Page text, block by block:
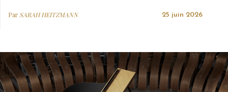
Par SARAH HEITZMANN 25 juin 2026